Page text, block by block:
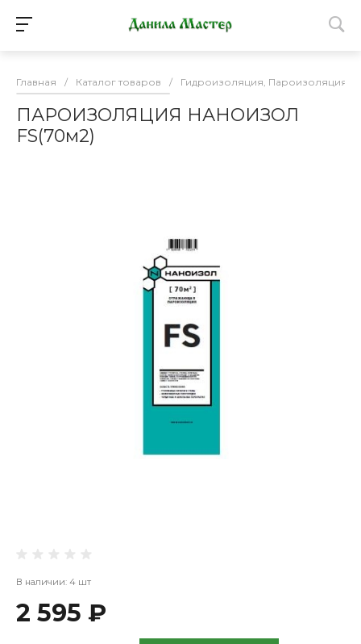
Главная / Каталог товаров / Гидроизоляция, Пароизоляция,
ПАРОИЗОЛЯЦИЯ НАНОИЗОЛ
FS(70м2)
В наличии: 4 шт
2 595 ₽